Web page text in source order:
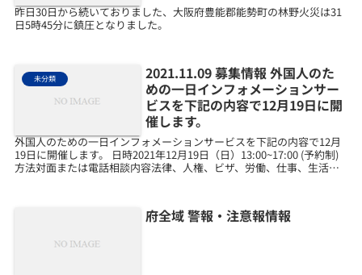
昨日30日から続いておりました、大阪府豊能郡能勢町の林野火災は31
日5時45分に鎮圧となりました。
未分類
2021.11.09 募集情報 外国人のた
めの一日インフォメーションサー
ビスを下記の内容で12月19日に開
催します。
外国人のための一日インフォメーションサービスを下記の内容で12月
19日に開催します。 日時2021年12月19日（日）13:00~17:00 (予約制)
方法対面または電話相談内容法律、人権、ビザ、労働、仕事、生活、
府全域 警報・注意報情報